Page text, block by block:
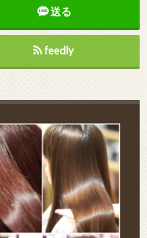
送る
feedly